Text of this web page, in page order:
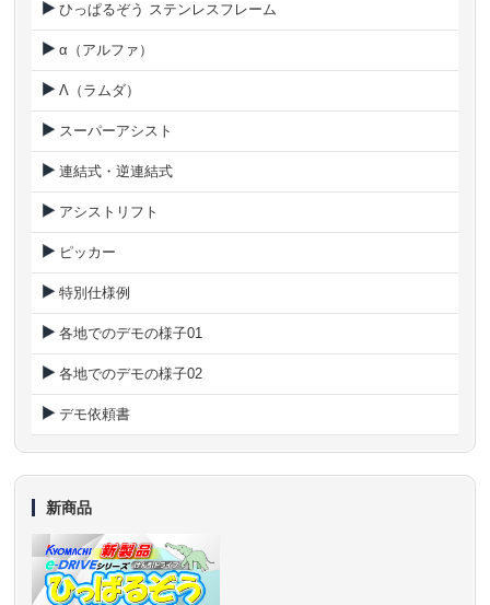
ひっぱるぞう ステンレスフレーム
α（アルファ）
Λ（ラムダ）
スーパーアシスト
連結式・逆連結式
アシストリフト
ピッカー
特別仕様例
各地でのデモの様子01
各地でのデモの様子02
デモ依頼書
新商品